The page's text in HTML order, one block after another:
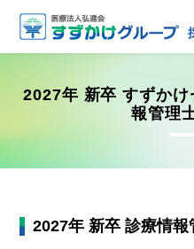
2027年 新卒 すずか
報管理
2027年 新卒 診療情